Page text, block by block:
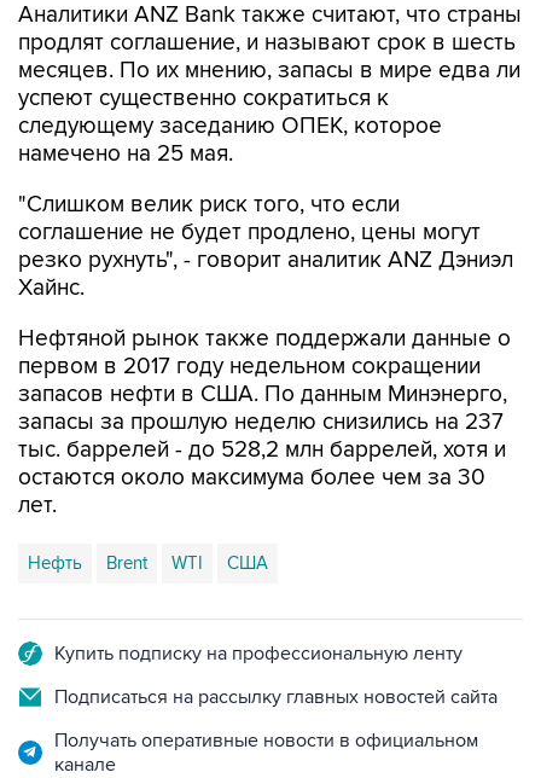
Аналитики ANZ Bank также считают, что страны
продлят соглашение, и называют срок в шесть
месяцев. По их мнению, запасы в мире едва ли
успеют существенно сократиться к
следующему заседанию ОПЕК, которое
намечено на 25 мая.
"Слишком велик риск того, что если
соглашение не будет продлено, цены могут
резко рухнуть", - говорит аналитик ANZ Дэниэл
Хайнс.
Нефтяной рынок также поддержали данные о
первом в 2017 году недельном сокращении
запасов нефти в США. По данным Минэнерго,
запасы за прошлую неделю снизились на 237
тыс. баррелей - до 528,2 млн баррелей, хотя и
остаются около максимума более чем за 30
лет.
Нефть Brent WTI США
Купить подписку на профессиональную ленту
Подписаться на рассылку главных новостей сайта
Получать оперативные новости в официальном
канале